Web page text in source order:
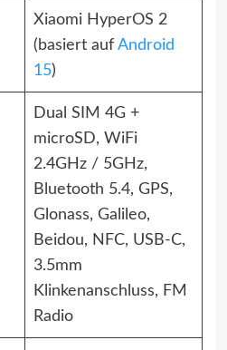
Xiaomi HyperOS 2
(basiert auf Android
15)
Dual SIM 4G +
microSD, WiFi
2.4GHz / 5GHz,
Bluetooth 5.4, GPS,
Glonass, Galileo,
Beidou, NFC, USB-C,
3.5mm
Klinkenanschluss, FM
Radio